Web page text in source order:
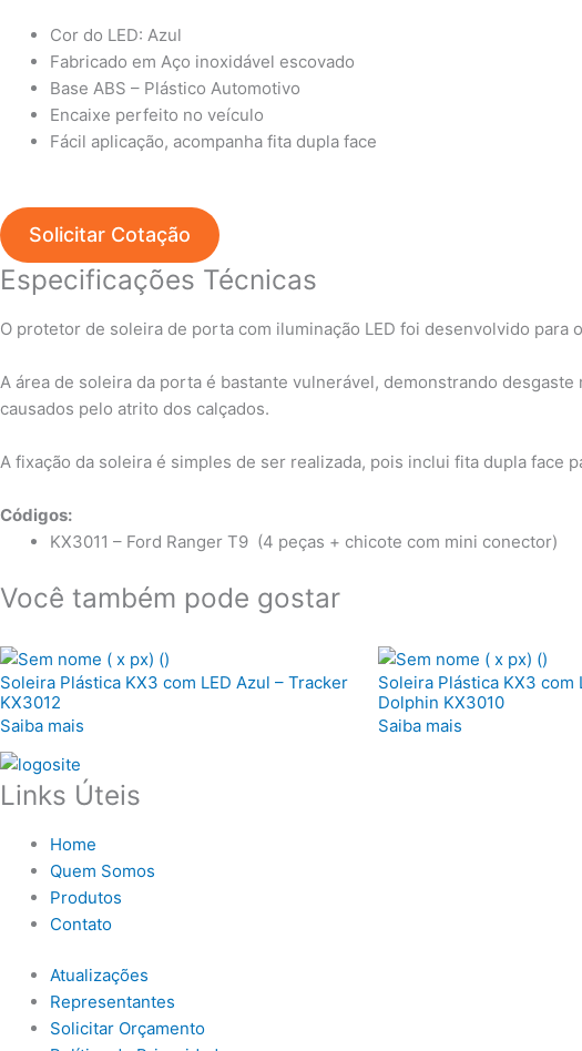
Cor do LED: Azul
Fabricado em Aço inoxidável escovado
Base ABS – Plástico Automotivo
Encaixe perfeito no veículo
Fácil aplicação, acompanha fita dupla face
Solicitar Cotação
Especificações Técnicas
O protetor de soleira de porta com iluminação LED foi desenvolvido
A área de soleira da porta é bastante vulnerável, demonstrando
causados pelo atrito dos calçados.
A fixação da soleira é simples de ser realizada, pois inclui fita dupla face
Códigos:
KX3011 – Ford Ranger T9 (4 peças + chicote com mini conector)
Você também pode gostar
Soleira Plástica KX3 com LED Azul – Tracker
KX3012
Saiba mais
Soleira Plástica KX3 com
Dolphin KX3010
Saiba mais
Links Úteis
Home
Quem Somos
Produtos
Contato
Atualizações
Representantes
Solicitar Orçamento